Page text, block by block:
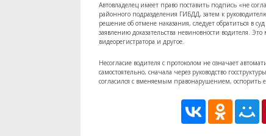
Автовладелец имеет право поставить подпись «не
районного подразделения ГИБДД, затем к
решение об отмене наказания, следует обратиться в
заявлению доказательства невиновности водителя.
видеорегистратора и другое.
Несогласие водителя с протоколом не означает
самостоятельно, сначала через руководство
согласился с вменяемым правонарушением, оспорить